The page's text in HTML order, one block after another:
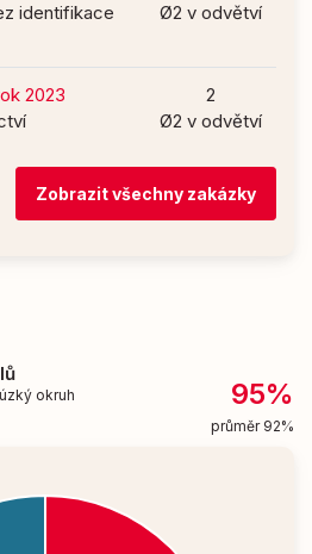
identifikace
Ø2 v odvětví
2023
2
Ø2 v odvětví
Zobrazit všechny zakázky
okruh
95%
průměr 92%